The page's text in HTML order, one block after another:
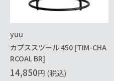
yuu
カプススツール 450 [TIM-CHA
RCOAL BR]
14,850円 (税込)